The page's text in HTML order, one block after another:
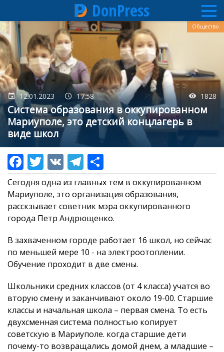
Перейти
к
основному
содержанию
DonPress
12.01.2023 17:58 1828
Система образования в оккупированном
Мариуполе, это детский концлагерь в
виде школ
Общество
Сегодня одна из главных тем в оккупированном
Мариуполе, это организация образования,
расскзывает советник мэра оккупированного
города Петр Андрющенко.
В захваченном городе работает 16 школ, но сейчас
по меньшей мере 10 - на электроотоплении.
Обучение проходит в две смены.
Школьники средних классов (от 4 класса) учатся во
вторую смену и заканчивают около 19-00. Старшие
классы и начальная школа – первая смена. То есть
двухсменная система полностью копирует
советскую в Мариуполе. когда старшие дети
почему-то возвращались домой днем, а младшие –